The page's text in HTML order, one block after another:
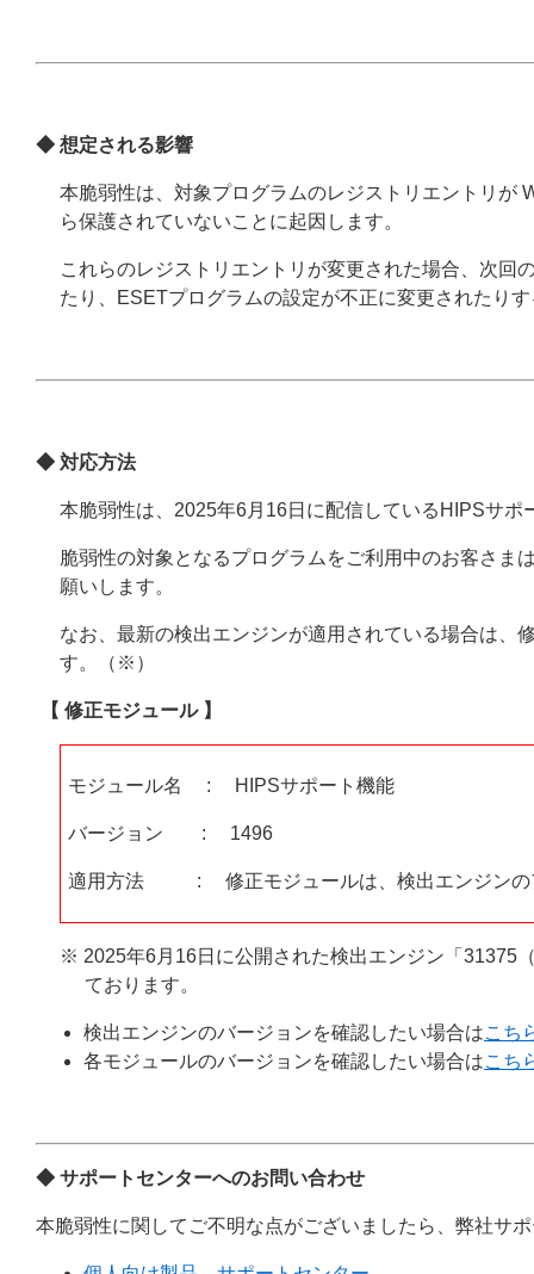
◆ 想定される影響
本脆弱性は、対象プログラムのレジストリエントリが
ら保護されていないことに起因します。
これらのレジストリエントリが変更された場合、次回
たり、ESETプログラムの設定が不正に変更されたり
◆ 対応方法
本脆弱性は、2025年6月16日に配信しているHIPSサ
脆弱性の対象となるプログラムをご利用中のお客さま
願いします。
なお、最新の検出エンジンが適用されている場合は、
す。（※）
【 修正モジュール 】
モジュール名 : HIPSサポート機能
バージョン : 1496
適用方法 : 修正モジュールは、検出エンジンのア
※ 2025年6月16日に公開された検出エンジン「31375
ております。
検出エンジンのバージョンを確認したい場合はこち
各モジュールのバージョンを確認したい場合はこち
◆ サポートセンターへのお問い合わせ
本脆弱性に関してご不明な点がございましたら、弊社サ